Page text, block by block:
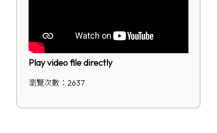
Play video file directly
瀏覽次數：2637